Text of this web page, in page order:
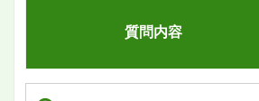
質問内容